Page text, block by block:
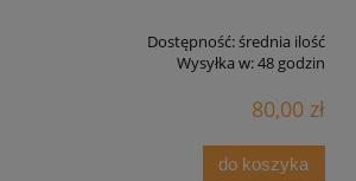
Dostępność:średnia ilość
Wysyłka w:48 godzin
80,00 zł
do koszyka